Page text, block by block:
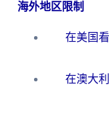
海外地区限制